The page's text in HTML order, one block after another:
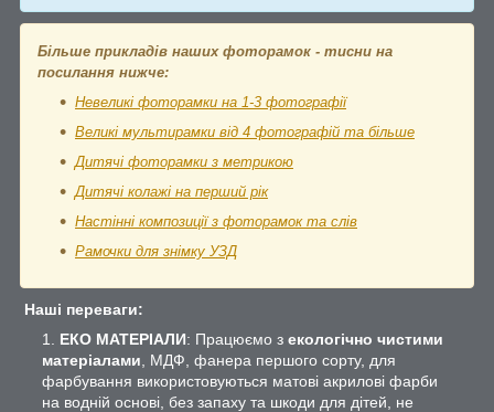
Більше прикладів наших фоторамок - тисни на
посилання нижче:
Невеликі фоторамки на 1-3 фотографії
Великі мультирамки від 4 фотографій та більше
Дитячі фоторамки з метрикою
Дитячі колажі на перший рік
Настінні композиції з фоторамок та слів
Рамочки для знімку УЗД
Наші переваги:
ЕКО МАТЕРІАЛИ: Працюємо з екологічно чистими
матеріалами , МДФ, фанера першого сорту, для
фарбування використовуються матові акрилові фарби
на водній основі, без запаху та шкоди для дітей, не